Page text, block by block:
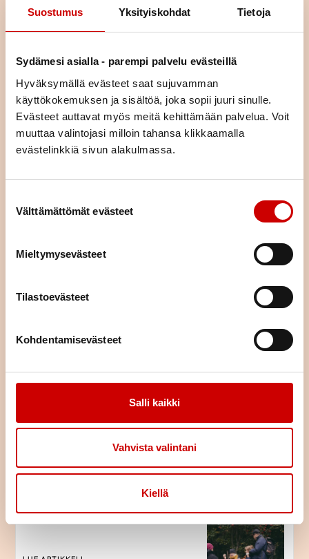
Suostumus Yksityiskohdat Tietoja
Sydämesi asialla - parempi palvelu evästeillä
Hyväksymällä evästeet saat sujuvamman
käyttökokemuksen ja sisältöä, joka sopii juuri sinulle.
Evästeet auttavat myös meitä kehittämään palvelua. Voit
muuttaa valintojasi milloin tahansa klikkaamalla
evästelinkkiä sivun alakulmassa.
Välttämättömät evästeet
Mieltymysevästeet
Tilastoevästeet
Kohdentamisevästeet
Salli kaikki
Vahvista valintani
Kiellä
Lue seuraavaksi
LUE ARTIKKELI
Terveysmittauksia Kampin
palvelukeskuksessa
LUE ARTIKKELI
Uskalla auttaa! -
sydäniskurikiertue
LUE ARTIKKELI
Tutustu Tapahtumakalenteriin